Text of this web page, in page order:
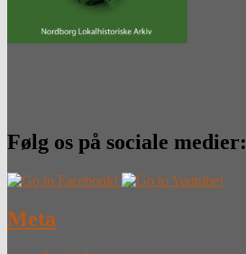
Følg os på sociale medier:
Meta